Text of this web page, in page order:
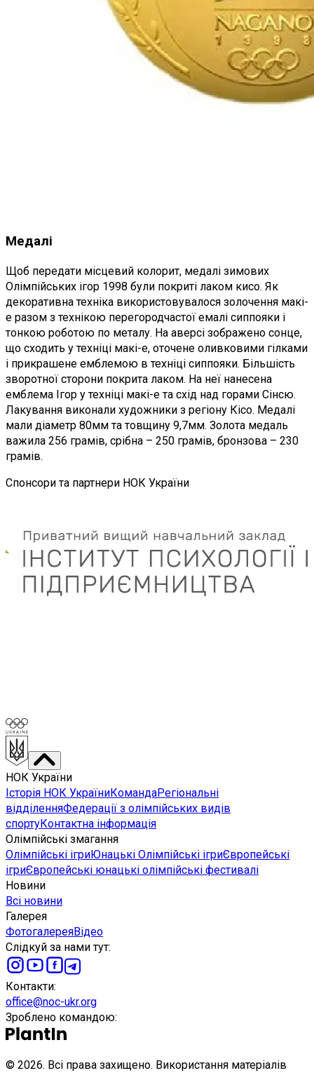
Медалі
Щоб передати місцевий колорит, медалі зимових
Олімпійських ігор 1998 були покриті лаком кисо. Як
декоративна техніка використовувалося золочення макі-
е разом з технікою перегородчастої емалі сиппояки і
тонкою роботою по металу. На аверсі зображено сонце,
що сходить у техніці макі-е, оточене оливковими гілками
і прикрашене емблемою в техніці сиппояки. Більшість
зворотної сторони покрита лаком. На неї нанесена
емблема Ігор у техніці макі-е та схід над горами Сінсю.
Лакування виконали художники з регіону Кісо. Медалі
мали діаметр 80мм та товщину 9,7мм. Золота медаль
важила 256 грамів, срібна – 250 грамів, бронзова – 230
грамів.
Спонсори та партнери НОК України
НОК України
Історія НОК УкраїниКомандаРегіональні
відділенняФедерації з олімпійських видів
спортуКонтактна інформація
Олімпійські змагання
Олімпійські ігриЮнацькі Олімпійські ігриЄвропейські
ігриЄвропейські юнацькі олімпійські фестивалі
Новини
Всі новини
Галерея
ФотогалереяВідео
Слідкуй за нами тут:
Контакти:
office@noc-ukr.org
Зроблено командою:
© 2026. Всі права захищено. Використання матеріалів